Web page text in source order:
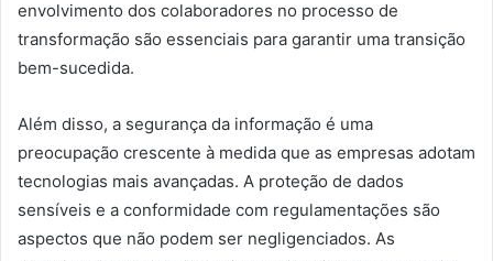
envolvimento dos colaboradores no processo de
transformação são essenciais para garantir uma transição
bem-sucedida.
Além disso, a segurança da informação é uma
preocupação crescente à medida que as empresas adotam
tecnologias mais avançadas. A proteção de dados
sensíveis e a conformidade com regulamentações são
aspectos que não podem ser negligenciados. As